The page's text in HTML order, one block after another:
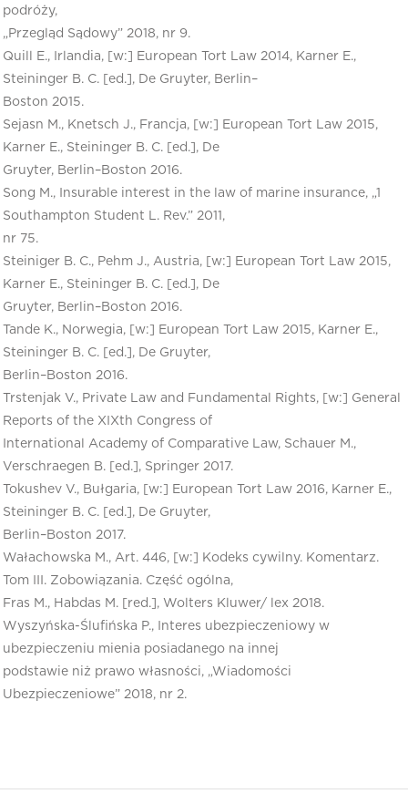
podróży,
„Przegląd Sądowy” 2018, nr 9.
Quill E., Irlandia, [w:] European Tort Law 2014, Karner E.,
Steininger B. C. [ed.], De Gruyter, Berlin–
Boston 2015.
Sejasn M., Knetsch J., Francja, [w:] European Tort Law 2015,
Karner E., Steininger B. C. [ed.], De
Gruyter, Berlin–Boston 2016.
Song M., Insurable interest in the law of marine insurance, „1
Southampton Student L. Rev.” 2011,
nr 75.
Steiniger B. C., Pehm J., Austria, [w:] European Tort Law 2015,
Karner E., Steininger B. C. [ed.], De
Gruyter, Berlin–Boston 2016.
Tande K., Norwegia, [w:] European Tort Law 2015, Karner E.,
Steininger B. C. [ed.], De Gruyter,
Berlin–Boston 2016.
Trstenjak V., Private Law and Fundamental Rights, [w:] General
Reports of the XIXth Congress of
International Academy of Comparative Law, Schauer M.,
Verschraegen B. [ed.], Springer 2017.
Tokushev V., Bułgaria, [w:] European Tort Law 2016, Karner E.,
Steininger B. C. [ed.], De Gruyter,
Berlin–Boston 2017.
Wałachowska M., Art. 446, [w:] Kodeks cywilny. Komentarz.
Tom III. Zobowiązania. Część ogólna,
Fras M., Habdas M. [red.], Wolters Kluwer/ lex 2018.
Wyszyńska-Ślufińska P., Interes ubezpieczeniowy w
ubezpieczeniu mienia posiadanego na innej
podstawie niż prawo własności, „Wiadomości
Ubezpieczeniowe” 2018, nr 2.